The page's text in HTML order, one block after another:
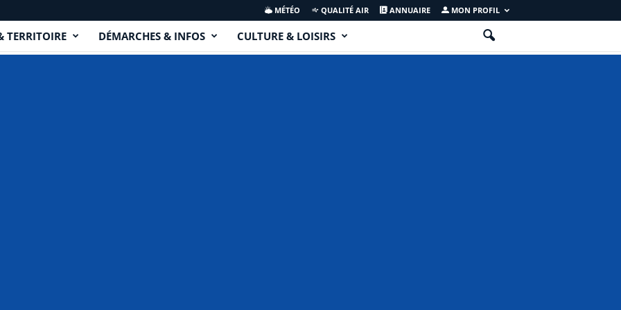
MÉTÉO QUALITÉ AIR ANNUAIRE MON PROFIL
TERRITOIRE DÉMARCHES & INFOS CULTURE & LOISIRS